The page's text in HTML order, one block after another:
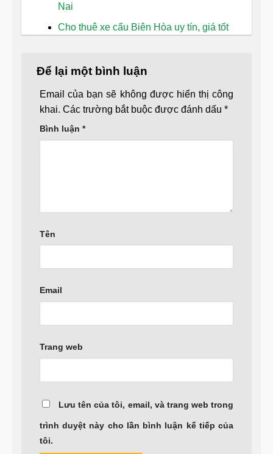
Nai
Cho thuê xe cẩu Biên Hòa uy tín, giá tốt
Để lại một bình luận
Email của bạn sẽ không được hiển thị công
khai. Các trường bắt buộc được đánh dấu *
Bình luận *
Tên
Email
Trang web
Lưu tên của tôi, email, và trang web trong
trình duyệt này cho lần bình luận kế tiếp của
tôi.